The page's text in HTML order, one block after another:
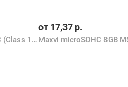
SmartBuy microSDHC (Class 10) 8 Гб + SD адаптер (SB8GBSDCL10-01)
от 17,37 р.